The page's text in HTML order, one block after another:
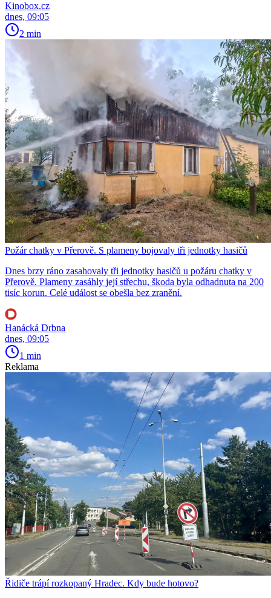
Kinobox.cz
dnes, 09:05
2 min
Požár chatky v Přerově. S plameny bojovaly tři jednotky hasičů
Dnes brzy ráno zasahovaly tři jednotky hasičů u požáru chatky v
Přerově. Plameny zasáhly její střechu, škoda byla odhadnuta na 200
tisíc korun. Celé událost se obešla bez zranění.
Hanácká Drbna
dnes, 09:05
1 min
Reklama
Řidiče trápí rozkopaný Hradec. Kdy bude hotovo?